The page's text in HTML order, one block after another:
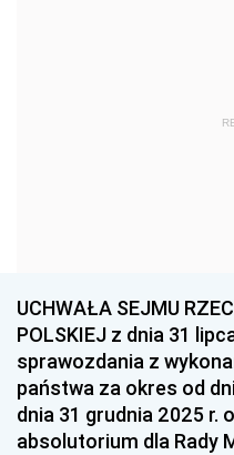
1939
1936
UCHWAŁA SEJMU
POLSKIEJ z dnia 31
sprawozdania z
państwa za okres od
dnia 31 grudnia 2025 r.
absolutorium dla Rady